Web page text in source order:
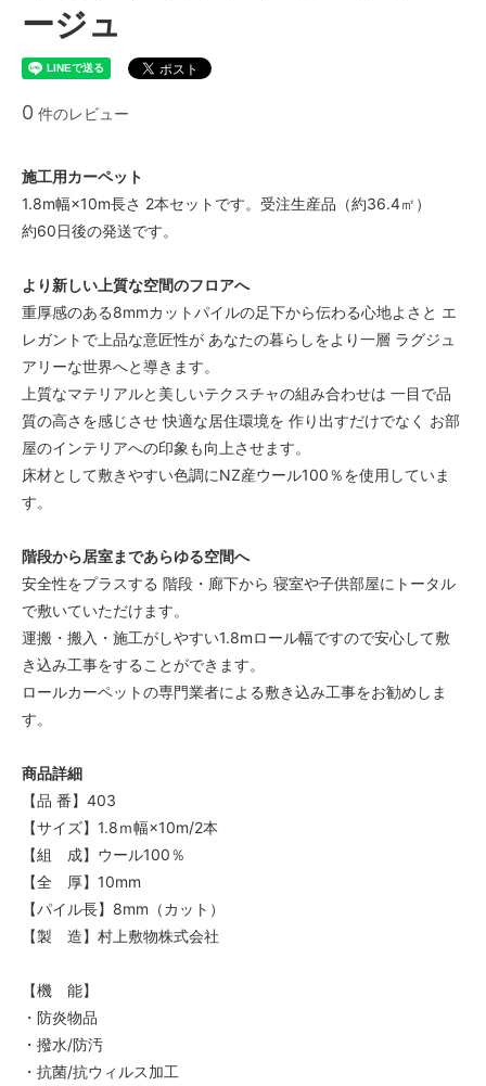
ージュ
0 件のレビュー
施工用カーペット
1.8m幅×10m長さ 2本セットです。受注生産品（約36.4㎡）
約60日後の発送です。
より新しい上質な空間のフロアへ
重厚感のある8mmカットパイルの足下から伝わる心地よさと エ
レガントで上品な意匠性が あなたの暮らしをより一層 ラグジュ
アリーな世界へと導きます。
上質なマテリアルと美しいテクスチャの組み合わせは 一目で品
質の高さを感じさせ 快適な居住環境を 作り出すだけでなく お部
屋のインテリアへの印象も向上させます。
床材として敷きやすい色調にNZ産ウール100％を使用していま
す。
階段から居室まであらゆる空間へ
安全性をプラスする 階段・廊下から 寝室や子供部屋にトータル
で敷いていただけます。
運搬・搬入・施工がしやすい1.8mロール幅ですので安心して敷
き込み工事をすることができます。
ロールカーペットの専門業者による敷き込み工事をお勧めしま
す。
商品詳細
【品 番】403
【サイズ】1.8ｍ幅×10m/2本
【組 成】ウール100％
【全 厚】10mm
【パイル長】8mm（カット）
【製 造】村上敷物株式会社
【機 能】
・防炎物品
・撥水/防汚
・抗菌/抗ウィルス加工